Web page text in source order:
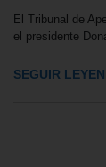
El Tribunal de
el presidente
SEGUIR